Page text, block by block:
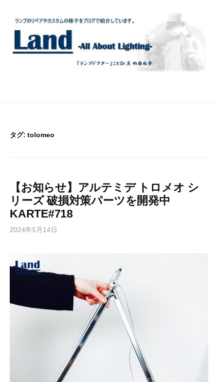
タグ:tolomeo
【お知らせ】アルテミデ トロメオ シ
リーズ 破損対策パーツを開発中
KARTE#718
2024年5月14日